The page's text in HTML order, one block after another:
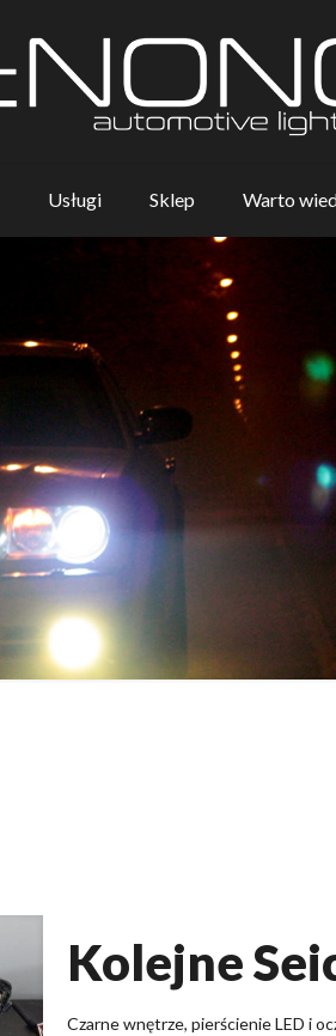
Usługi Sklep Warto
Kolejne
Czarne wnętrze, pierścienie LED i